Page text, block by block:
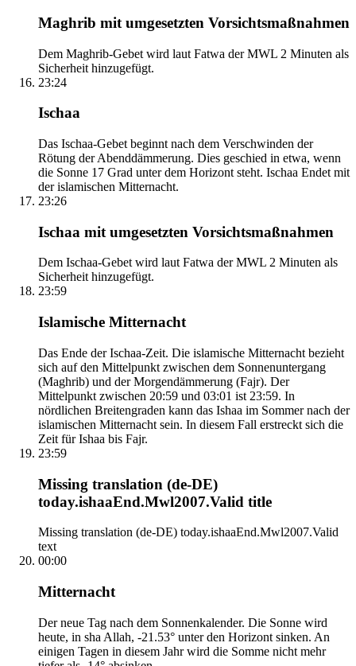
Maghrib mit umgesetzten Vorsichtsmaßnahmen
Dem Maghrib-Gebet wird laut Fatwa der MWL 2 Minuten als
Sicherheit hinzugefügt.
23:24
Ischaa
Das Ischaa-Gebet beginnt nach dem Verschwinden der
Rötung der Abenddämmerung. Dies geschied in etwa, wenn
die Sonne 17 Grad unter dem Horizont steht. Ischaa Endet mit
der islamischen Mitternacht.
23:26
Ischaa mit umgesetzten Vorsichtsmaßnahmen
Dem Ischaa-Gebet wird laut Fatwa der MWL 2 Minuten als
Sicherheit hinzugefügt.
23:59
Islamische Mitternacht
Das Ende der Ischaa-Zeit. Die islamische Mitternacht bezieht
sich auf den Mittelpunkt zwischen dem Sonnenuntergang
(Maghrib) und der Morgendämmerung (Fajr). Der
Mittelpunkt zwischen 20:59 und 03:01 ist 23:59. In
nördlichen Breitengraden kann das Ishaa im Sommer nach der
islamischen Mitternacht sein. In diesem Fall erstreckt sich die
Zeit für Ishaa bis Fajr.
23:59
Missing translation (de-DE)
today.ishaaEnd.Mwl2007.Valid title
Missing translation (de-DE) today.ishaaEnd.Mwl2007.Valid
text
00:00
Mitternacht
Der neue Tag nach dem Sonnenkalender. Die Sonne wird
heute, in sha Allah, -21.53° unter den Horizont sinken. An
einigen Tagen in diesem Jahr wird die Somme nicht mehr